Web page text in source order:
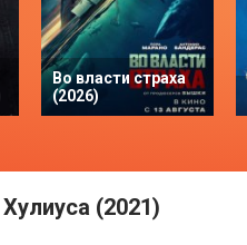
Во власти страха
(2026)
(2021)